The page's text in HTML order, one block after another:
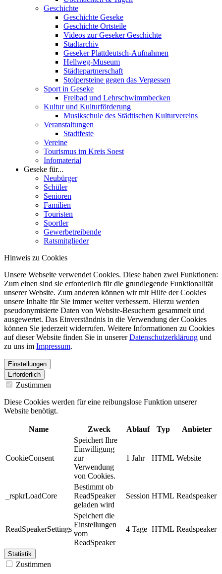
Geschichte
Geschichte Geseke
Geschichte Ortsteile
Videos zur Geseker Geschichte
Stadtarchiv
Geseker Plattdeutsch-Aufnahmen
Hellweg-Museum
Städtepartnerschaft
Stolpersteine gegen das Vergessen
Sport in Geseke
Freibad und Lehrschwimmbecken
Kultur und Kulturförderung
Musikschule des Städtischen Kulturvereins
Veranstaltungen
Stadtfeste
Vereine
Tourismus im Kreis Soest
Infomaterial
Geseke für...
Neubürger
Schüler
Senioren
Familien
Touristen
Sportler
Gewerbetreibende
Ratsmitglieder
Hinweis zu Cookies
Unsere Webseite verwendet Cookies. Diese haben zwei Funktionen:
Zum einen sind sie erforderlich für die grundlegende Funktionalität
unserer Website. Zum anderen können wir mit Hilfe der Cookies
unsere Inhalte für Sie immer weiter verbessern. Hierzu werden
pseudonymisierte Daten von Website-Besuchern gesammelt und
ausgewertet. Das Einverständnis in die Verwendung der Cookies
können Sie jederzeit widerrufen. Weitere Informationen zu Cookies
auf dieser Website finden Sie in unsererDatenschutzerklärung und
zu uns im Impressum.
Einstellungen
Erforderlich
Zustimmen
Diese Cookies werden für eine reibungslose Funktion unserer
Website benötigt.
Name Zweck Ablauf Typ Anbieter
CookieConsent
Speichert Ihre
Einwilligung
zur
Verwendung
von Cookies.
1 Jahr HTML Website
_rspkrLoadCore
Bestimmt ob
ReadSpeaker
geladen wird
Session HTML Readspeaker
ReadSpeakerSettings
Speichert die
Einstellungen
vom
ReadSpeaker
4 Tage HTML Readspeaker
Statistik
Zustimmen